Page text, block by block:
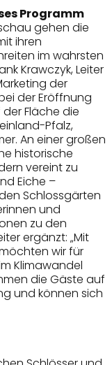
Programm
gehen die
ihren
im wahrsten
Krawczyk, Leiter
der
der Eröffnung
Fläche die
Pfalz,
An einer großen
historische
vereint zu
Eiche –
Schlossgärten
und
zu den
ergänzt: „Mit
wir für
Klimawandel
die Gäste auf
und können sich